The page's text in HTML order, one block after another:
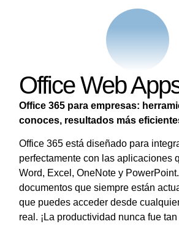
Office Web
Office 365 para empresas:
conoces, resultados más
Office 365 está diseñado para
perfectamente con las aplicaciones
Word, Excel, OneNote y
documentos que siempre están
que puedes acceder desde
real. ¡La productividad nunca fue tan